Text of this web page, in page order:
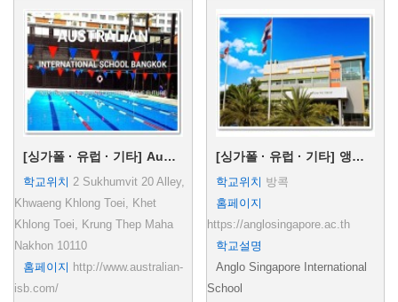
[싱가폴 · 유럽 · 기타] Australian International School Bangkok (AISB)
학교위치 2 Sukhumvit 20 Alley,
Khwaeng Khlong Toei, Khet
Khlong Toei, Krung Thep Maha
Nakhon 10110
홈페이지 http://www.australian-
isb.com/
[싱가폴 · 유럽 · 기타] 앵글로싱가폴 국제학교 (64캠퍼스)
학교위치 방콕
홈페이지
https://anglosingapore.ac.th
학교설명
Anglo Singapore International
School